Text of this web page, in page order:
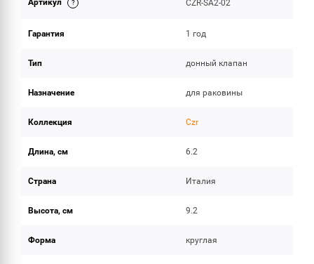
ОБЪЕМ ПОСТАВКИ
Артикул CZR-SA2-02
Гарантия 1 год
Тип донный клапан
Назначение для раковины
Коллекция Czr
Длина, см 6.2
Страна Италия
Высота, см 9.2
Форма круглая